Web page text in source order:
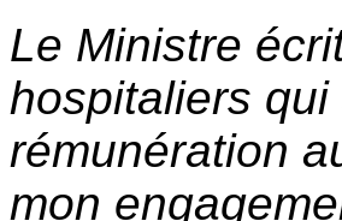
Le Ministre
hospitaliers
rémunération
mon